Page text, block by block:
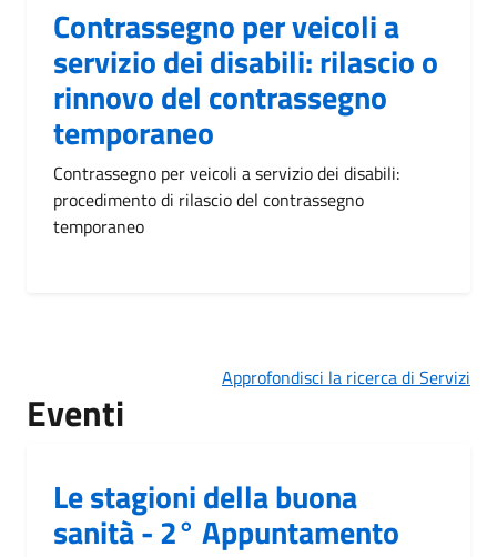
Contrassegno per veicoli a
servizio dei disabili: rilascio o
rinnovo del contrassegno
temporaneo
Contrassegno per veicoli a servizio dei disabili:
procedimento di rilascio del contrassegno
temporaneo
Approfondisci la ricerca di Servizi
Eventi
Le stagioni della buona
sanità - 2° Appuntamento